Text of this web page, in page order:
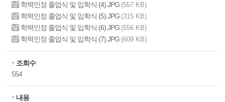
학력인정 졸업식 및 입학식 (4).JPG (557 KB)
학력인정 졸업식 및 입학식 (5).JPG (315 KB)
학력인정 졸업식 및 입학식 (6).JPG (556 KB)
학력인정 졸업식 및 입학식 (7).JPG (609 KB)
조회수
554
내용